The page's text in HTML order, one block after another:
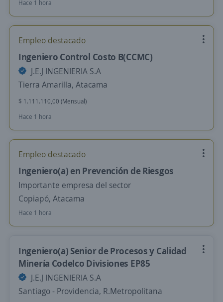
Hace 1 hora
Empleo destacado
Ingeniero Control Costo B(CCMC)
J.E.J INGENIERIA S.A
Tierra Amarilla, Atacama
$ 1.111.110,00 (Mensual)
Hace 1 hora
Empleo destacado
Ingeniero(a) en Prevención de Riesgos
Importante empresa del sector
Copiapó, Atacama
Hace 1 hora
Ingeniero(a) Senior de Procesos y Calidad
Minería Codelco Divisiones EP85
J.E.J INGENIERIA S.A
Santiago - Providencia, R.Metropolitana